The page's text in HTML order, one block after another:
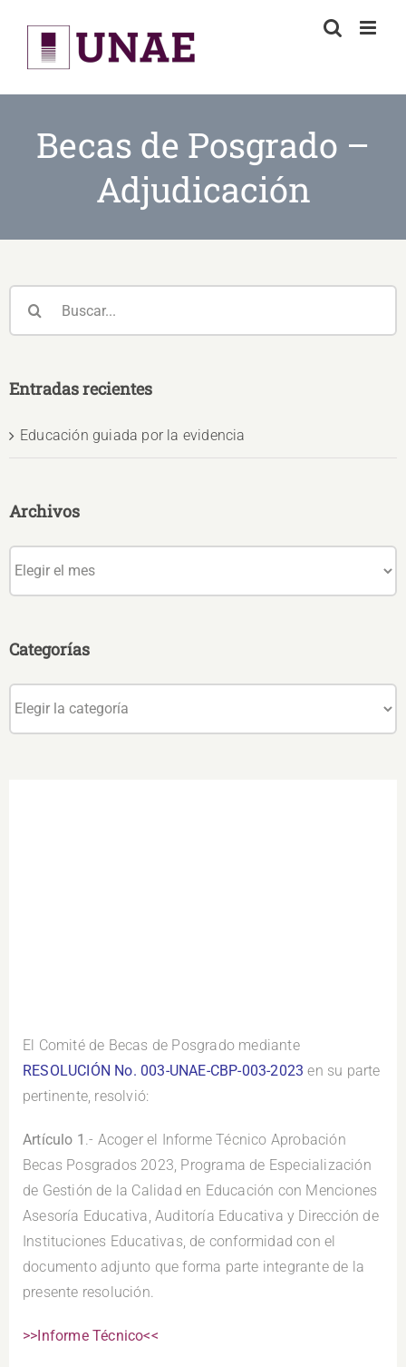
content
Becas de Posgrado –
Adjudicación
El Comité de Becas de Posgrado mediante
RESOLUCIÓN No. 003-UNAE-CBP-003-2023 en su parte
pertinente, resolvió:
Artículo 1 .- Acoger el Informe Técnico Aprobación
Becas Posgrados 2023, Programa de Especialización
de Gestión de la Calidad en Educación con Menciones
Asesoría Educativa, Auditoría Educativa y Dirección de
Instituciones Educativas, de conformidad con el
documento adjunto que forma parte integrante de la
presente resolución.
>>Informe Técnico<<
Entradas recientes
Educación guiada por la evidencia
Archivos
Categorías